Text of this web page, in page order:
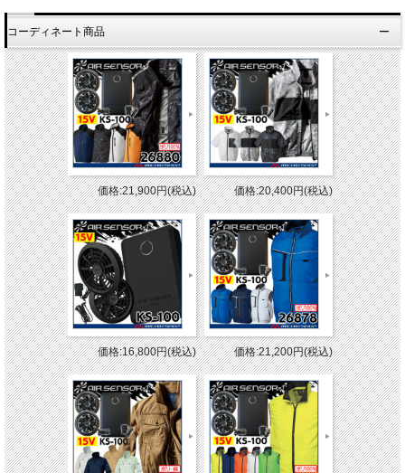
コーディネート商品
価格:21,900円(税込) 価格:20,400円(税込)
価格:16,800円(税込) 価格:21,200円(税込)